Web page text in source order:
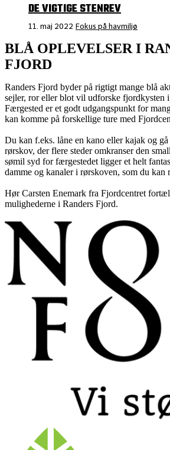
DE VIGTIGE STENREV
11. maj 2022 Fokus på havmiljø
BLÅ OPLEVELSER I
FJORD
Randers Fjord byder på rigtigt mange blå
sejler, ror eller blot vil udforske fjordkysten
Færgested er et godt udgangspunkt for
kan komme på forskellige ture med
Du kan f.eks. låne en kano eller kajak og
rørskov, der flere steder omkranser den
sømil syd for færgestedet ligger et helt
damme og kanaler i rørskoven, som du kan
Hør Carsten Enemark fra Fjordcentret
mulighederne i Randers Fjord.